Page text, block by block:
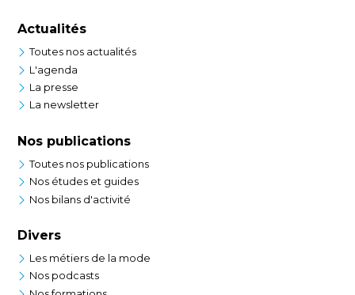
Actualités
Toutes nos actualités
L'agenda
La presse
La newsletter
Nos publications
Toutes nos publications
Nos études et guides
Nos bilans d'activité
Divers
Les métiers de la mode
Nos podcasts